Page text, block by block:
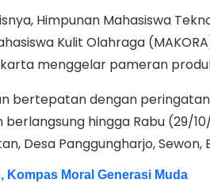
Himpunan Mahasiswa
Kulit Olahraga
menggelar pameran
bertepatan dengan
hingga Rabu (29/
Desa Panggungharjo, Sewon,
Moral Generasi Muda